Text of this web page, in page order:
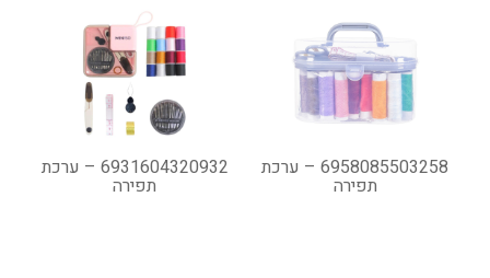
6958085503258 – ערכת
תפירה
6931604320932 – ערכת
תפירה